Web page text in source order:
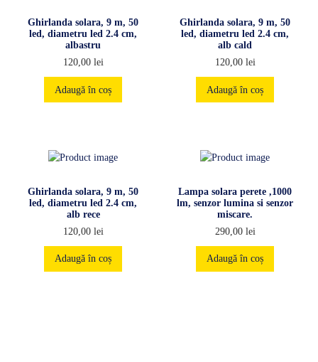
Ghirlanda solara, 9 m, 50
led, diametru led 2.4 cm,
albastru
120,00 lei
Adaugă în coș
Ghirlanda solara, 9 m, 50
led, diametru led 2.4 cm,
alb cald
120,00 lei
Adaugă în coș
Ghirlanda solara, 9 m, 50
led, diametru led 2.4 cm,
alb rece
120,00 lei
Adaugă în coș
Lampa solara perete ,1000
lm, senzor lumina si senzor
miscare.
290,00 lei
Adaugă în coș